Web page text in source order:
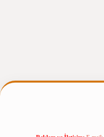
betexpergir.net